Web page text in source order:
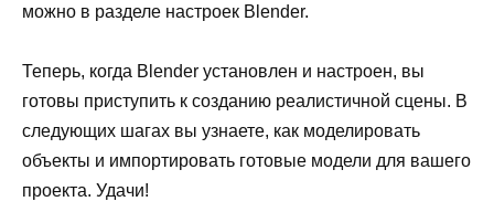
можно в разделе настроек Blender.
Теперь, когда Blender установлен и настроен, вы
готовы приступить к созданию реалистичной сцены. В
следующих шагах вы узнаете, как моделировать
объекты и импортировать готовые модели для вашего
проекта. Удачи!